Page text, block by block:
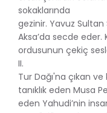
sokaklarında
gezinir. Yavuz
Aksa’da secde eder.
ordusunun çekiç
II.
Tur Dağı'na çıkan
tanıklık eden Musa
eden Yahudi’nin